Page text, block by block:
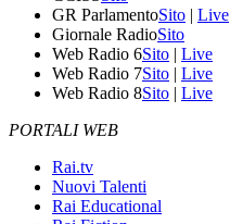
GR ParlamentoSito | Live
Giornale RadioSito
Web Radio 6Sito | Live
Web Radio 7Sito | Live
Web Radio 8Sito | Live
PORTALI WEB
Rai.tv
Nuovi Talenti
Rai Educational